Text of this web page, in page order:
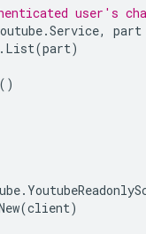
user's
.Service,
part
. List(part)
()
.
(client)